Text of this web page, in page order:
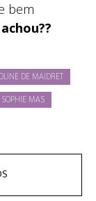
bem
DE MAIDRET
SOPHIE MAS